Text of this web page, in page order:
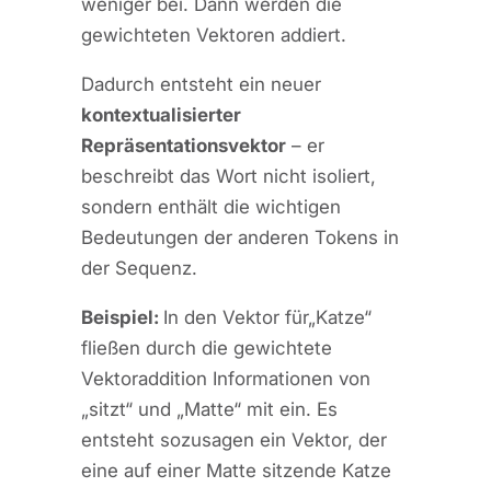
gewichteten Vektoren addiert.
Dadurch entsteht ein neuer
kontextualisierter
Repräsentationsvektor – er
beschreibt das Wort nicht isoliert,
sondern enthält die wichtigen
Bedeutungen der anderen Tokens in
der Sequenz.
Beispiel: In den Vektor für„Katze“
fließen durch die gewichtete
Vektoraddition Informationen von
„sitzt“ und „Matte“ mit ein. Es
entsteht sozusagen ein Vektor, der
eine auf einer Matte sitzende Katze